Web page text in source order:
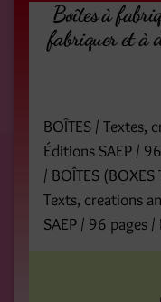
Boîtes à
fabriquer et à
BOÎTES / Textes,
Éditions SAEP /
/ BOÎTES (BOXES
Texts, creations
SAEP / 96 pages